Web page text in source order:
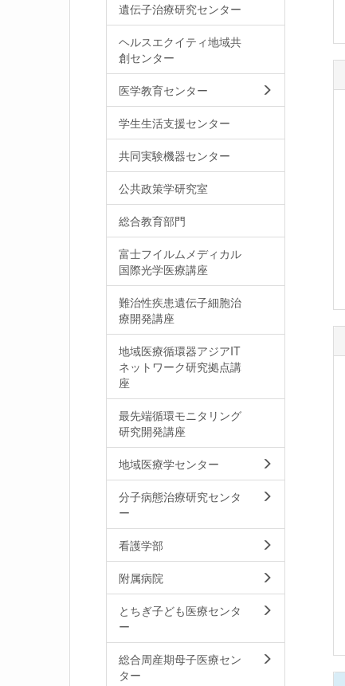
遺伝子治療研究センター
ヘルスエクイティ地域共
創センター
医学教育センター
学生生活支援センター
共同実験機器センター
公共政策学研究室
総合教育部門
富士フイルムメディカル
国際光学医療講座
難治性疾患遺伝子細胞治
療開発講座
地域医療循環器アジアIT
ネットワーク研究拠点講
座
最先端循環モニタリング
研究開発講座
地域医療学センター
分子病態治療研究センタ
ー
看護学部
附属病院
とちぎ子ども医療センタ
ー
総合周産期母子医療セン
ター